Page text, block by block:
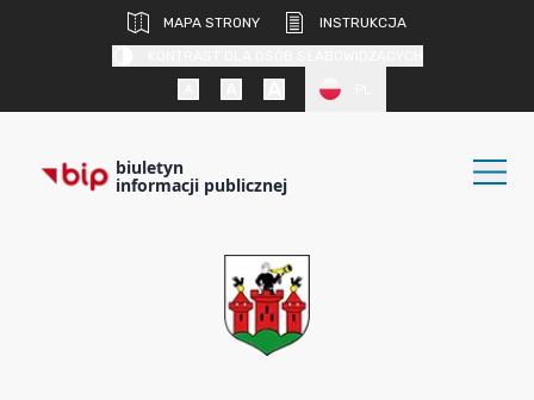
MAPA STRONY
INSTRUKCJA
biuletyn
informacji publicznej